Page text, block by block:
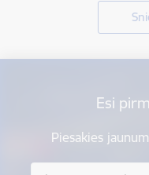
Esi
Piesakies